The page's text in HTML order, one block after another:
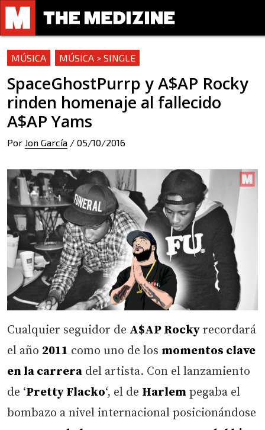
MÚSICA MÚSICA > SINGLE
SpaceGhostPurrp y A$AP Rocky
rinden homenaje al fallecido
A$AP Yams
Por Jon García / 05/10/2016
Cualquier seguidor de A$AP Rocky recordará
el año 2011 como uno de los momentos clave
en la carrera del artista. Con el lanzamiento
de ‘Pretty Flacko‘, el de Harlem pegaba el
bombazo a nivel internacional posicionándose